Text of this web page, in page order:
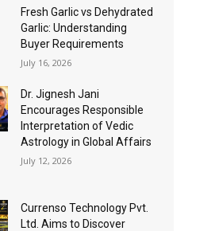
Fresh Garlic vs Dehydrated
Garlic: Understanding
Buyer Requirements
July 16, 2026
Dr. Jignesh Jani
Encourages Responsible
Interpretation of Vedic
Astrology in Global Affairs
July 12, 2026
Currenso Technology Pvt.
Ltd. Aims to Discover